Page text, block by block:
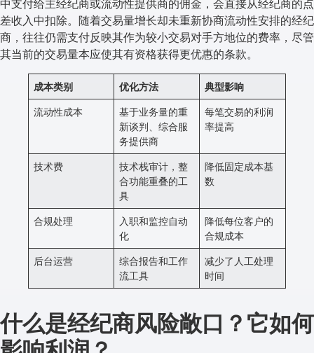
中支付给主经纪商或流动性提供商的佣金，会直接从经纪商的点
差收入中扣除。随着交易量增长却未重新协商流动性安排的经纪
商，往往仍需支付反映其作为较小交易对手方地位的费率，尽管
其当前的交易量本应使其有资格获得更优惠的条款。
成本类别 优化方法 典型影响
流动性成本
基于业务量的重
新谈判、综合服
务提供商
每笔交易的利润
率提高
技术费
技术栈审计，整
合功能重叠的工
具
降低固定成本基
数
合规处理
入职和监控自动
化
降低每位客户的
合规成本
后台运营
综合报告和工作
流工具
减少了人工处理
时间
什么是经纪商风险敞口？它如何